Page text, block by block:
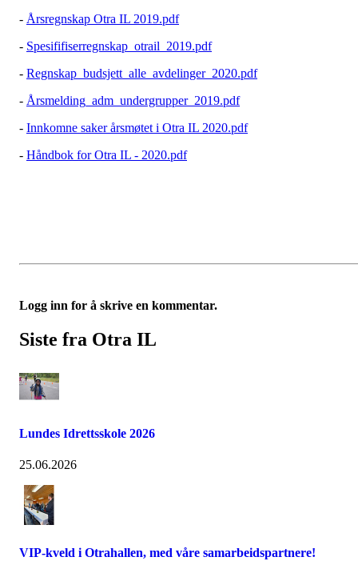
- Årsregnskap Otra IL 2019.pdf
- Spesififiserregnskap_otrail_2019.pdf
- Regnskap_budsjett_alle_avdelinger_2020.pdf
- Årsmelding_adm_undergrupper_2019.pdf
- Innkomne saker årsmøtet i Otra IL 2020.pdf
- Håndbok for Otra IL - 2020.pdf
Logg inn for å skrive en kommentar.
Siste fra Otra IL
Lundes Idrettsskole 2026
25.06.2026
VIP-kveld i Otrahallen, med våre samarbeidspartnere!